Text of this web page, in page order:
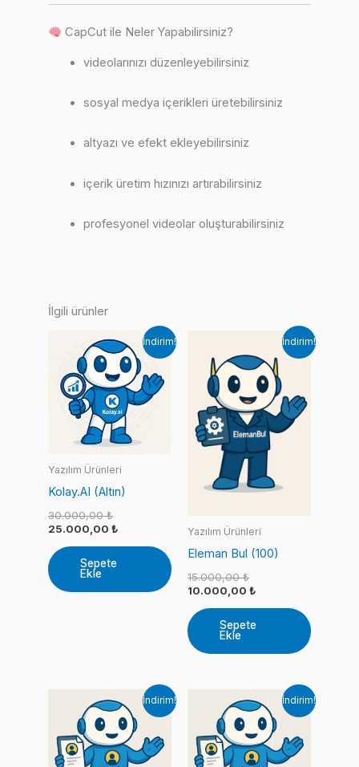
CapCut ile Neler Yapabilirsiniz?
videolarınızı düzenleyebilirsiniz
sosyal medya içerikleri üretebilirsiniz
altyazı ve efekt ekleyebilirsiniz
içerik üretim hızınızı artırabilirsiniz
profesyonel videolar oluşturabilirsiniz
İlgili ürünler
İndirim!
Yazılım Ürünleri
Kolay.AI (Altın)
30.000,00₺Orijinal
fiyat:
25.000,00 ₺Şu
25.000,00 ₺.
Sepete
Ekle
İndirim!
Yazılım Ürünleri
Eleman Bul (100)
15.000,00₺Orijinal
fiyat:
10.000,00 ₺Şu
10.000,00 ₺.
Sepete
Ekle
İndirim! İndirim!